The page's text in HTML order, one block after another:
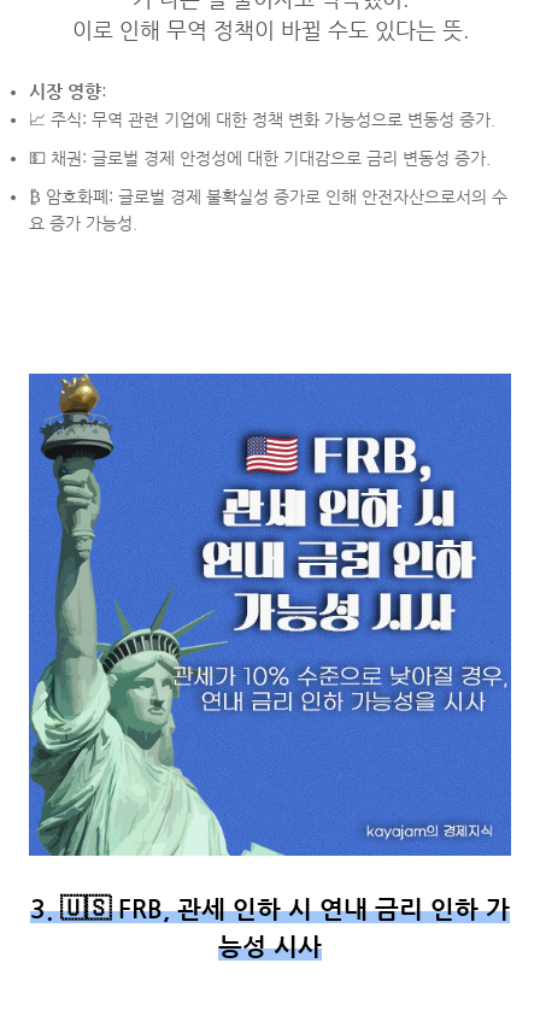
이로 인해 무역 정책이 바뀔 수도 있다는 뜻.
시장 영향:
📈 주식: 무역 관련 기업에 대한 정책 변화 가능성으로 변동성 증가.
💵 채권: 글로벌 경제 안정성에 대한 기대감으로 금리 변동성 증가.
₿ 암호화폐: 글로벌 경제 불확실성 증가로 인해 안전자산으로서의 수
요 증가 가능성.
3. 🇺🇸 FRB, 관세 인하 시 연내 금리 인하 가
능성 시사